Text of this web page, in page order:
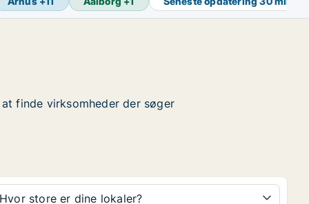
finde virksomheder der søger
Hvor store er dine lokaler?